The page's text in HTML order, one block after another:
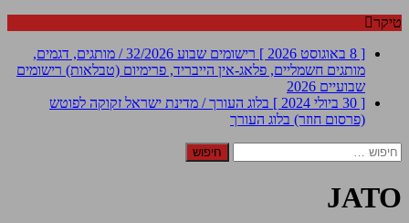
טיקר
[ 8 באוגוסט 2026 ]
רישומים שבוע 32/2026 / מותגים, דגמים,
מותגים חשמליים, פלאג-אין הייבריד, פרימיום (טבלאות) רישומים
שבועיים 2026
[ 30 ביולי 2024 ]
בלוג העורך / מדינת ישראל זקוקה לפוטש
(פרסום חוזר) בלוג העורך
חיפוש:
JATO